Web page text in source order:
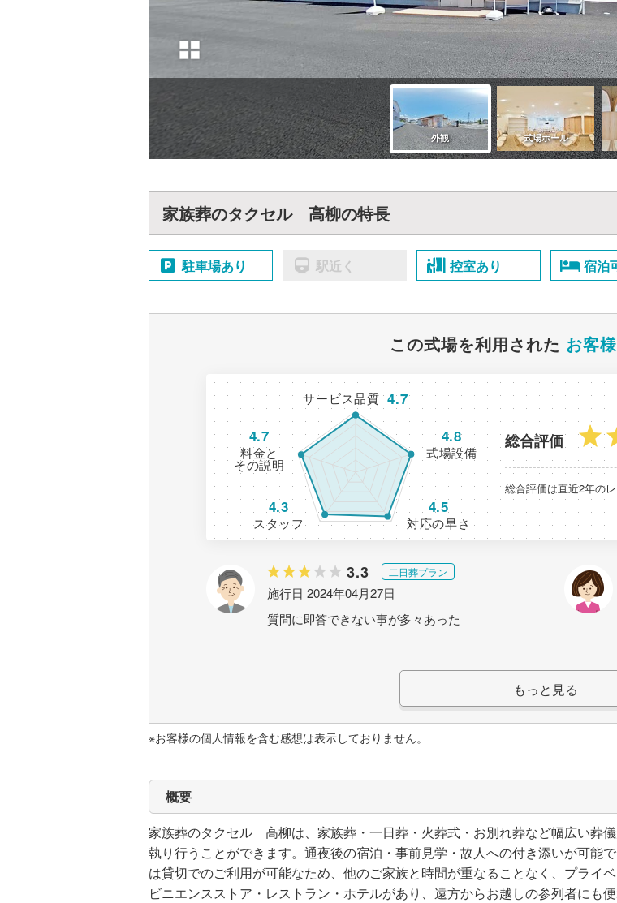
家族葬のタクセル 高柳の特長
駐車場あり 駅近く 控室あり 宿泊
この式場を利用された お客
サービス品質 4.7
式場設備
4.8
対応の早さ
4.5
スタッフ
4.3
料金と
その説明
4.7 総合評価
総合評価は直近2年の
3.3 二日葬プラン
施行日 2024年04月27日
質問に即答できない事が多々あった
もっと見る
※お客様の個人情報を含む感想は表示しておりません。
概要
家族葬のタクセル 高柳は、家族葬・一日葬・火葬式・お別れ葬など幅広い葬
執り行うことができます。通夜後の宿泊・事前見学・故人への付き添いが可能
は貸切でのご利用が可能なため、他のご家族と時間が重なることなく、プライ
ビニエンスストア・レストラン・ホテルがあり、遠方からお越しの参列者にも